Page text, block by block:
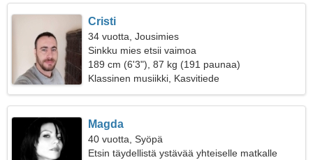
Cristi
34 vuotta, Jousimies
Sinkku mies etsii vaimoa
189 cm (6'3"), 87 kg (191 paunaa)
Klassinen musiikki, Kasvitiede
Magda
40 vuotta, Syöpä
Etsin täydellistä ystävää yhteiselle matkalle